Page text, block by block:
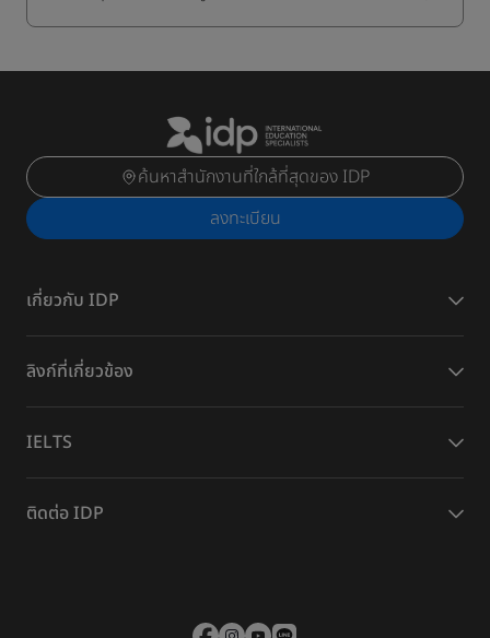
ค้นหาสำนักงานที่ใกล้ที่สุดของ IDP
ลงทะเบียน
เกี่ยวกับ IDP
ลิงก์ที่เกี่ยวข้อง
IELTS
ติดต่อ IDP